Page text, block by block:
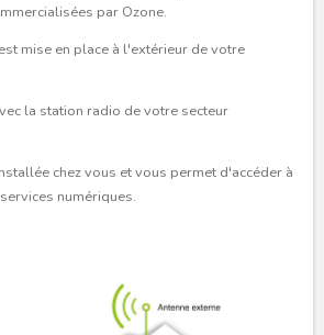
par Ozone.
mise en place à l'extérieur de votre
la station radio de votre secteur
chez vous et vous permet d'accéder à
numériques.